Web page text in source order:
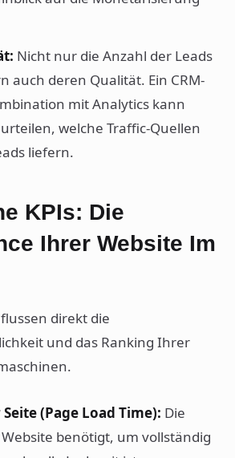
Nicht nur die Anzahl der Leads
auch deren Qualität. Ein CRM-
mit Analytics kann
welche Traffic-Quellen
liefern.
KPIs: Die
Ihrer Website Im
direkt die
und das Ranking Ihrer
(Page Load Time): Die
benötigt, um vollständig